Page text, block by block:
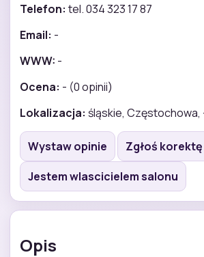
Telefon: tel. 034 323 17 87
Email: -
WWW: -
Ocena: - (0 opinii)
Lokalizacja: śląskie, Częstochowa,
Wystaw opinie
Zgłoś
Jestem wlascicielem salonu
Opis